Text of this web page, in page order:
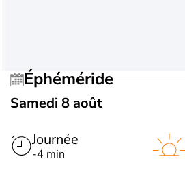
Éphéméride
Samedi 8 août
Journée
-4 min